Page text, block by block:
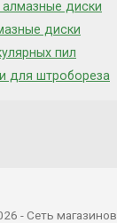
диски
диски
пил
для штробореза
- Сеть магазинов